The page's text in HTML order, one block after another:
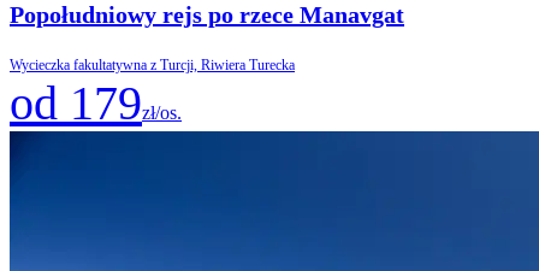
Popołudniowy rejs po rzece Manavgat
Wycieczka fakultatywna z Turcji, Riwiera Turecka
od 179zł/os.